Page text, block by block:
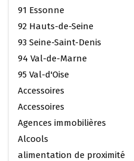
91 Essonne
92 Hauts-de-Seine
93 Seine-Saint-Denis
94 Val-de-Marne
95 Val-d'Oise
Accessoires
Accessoires
Agences immobilières
Alcools
alimentation de proximité